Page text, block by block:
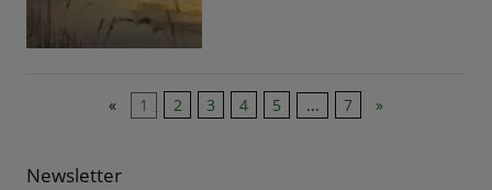
« 1 2 3 4 5 ... 7 »
Newsletter